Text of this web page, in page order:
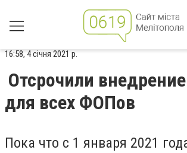
16:58, 4 січня 2021 р.
Отсрочили
для всех ФОПов
Пока что с 1 января 2021